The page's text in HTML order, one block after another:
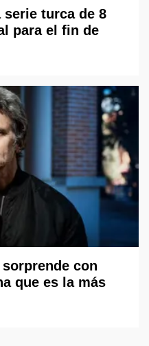
turca de 8
para el fin de
con
que es la más